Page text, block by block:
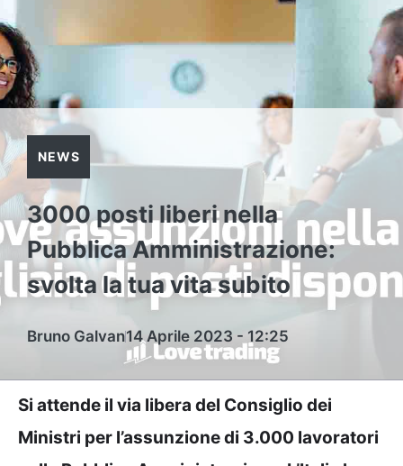
NEWS
3000 posti liberi nella
Pubblica Amministrazione:
svolta la tua vita subito
Bruno Galvan14 Aprile 2023 - 12:25
Si attende il via libera del Consiglio dei
Ministri per l’assunzione di 3.000 lavoratori